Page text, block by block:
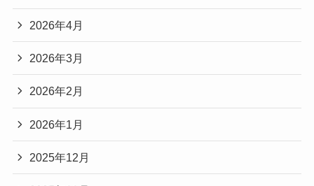
2026年4月
2026年3月
2026年2月
2026年1月
2025年12月